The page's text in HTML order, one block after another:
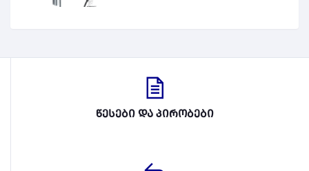
წესები და პირობები